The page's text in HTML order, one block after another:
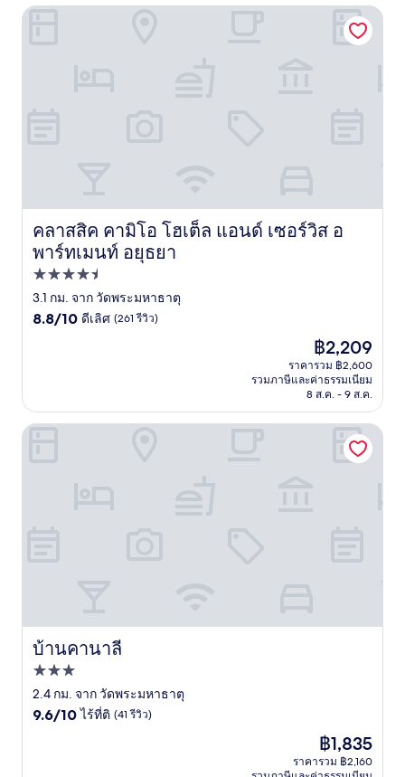
คลาสสิค คามิโอ โฮเต็ล แอนด์ เซอร์วิส อ
พาร์ทเมนท์ อยุธยา
คลาสสิค คามิโอ โฮเต็ล แอนด์ เซอร์วิส อพาร์ทเมนท์ อยุธยา
ที่พัก
4.5
ดาว
3.1 กม. จาก วัดพระมหาธาตุ
8.8
รีวิว)
8.8/10 ดีเลิศ (261 รีวิว)
ราคา
ปัจจุบัน
คือ
฿2,209
฿2,209
ราคารวม ฿2,600
รวมภาษีและค่าธรรมเนียม
8 ส.ค. - 9 ส.ค.
คลาสสิค คามิโอ โฮเต็ล แอนด์ เซอร์วิส อพาร์ทเมนท์ อยุธยา
บ้านคานาลี
บ้านคานาลี
ที่พัก
3.0
ดาว
2.4 กม. จาก วัดพระมหาธาตุ
9.6
9.6/10 ไร้ที่ติ (41 รีวิว)
ราคา
ปัจจุบัน
คือ
฿1,835
ราคารวม ฿2,160
บ้านคานาลี